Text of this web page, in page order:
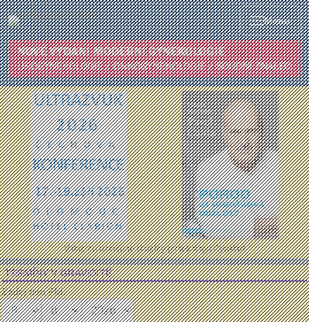
Menu
TERMÍNY V GRAVIDITĚ
Zadej den PM:
Vstup do uzavřené skupiny gynekologů Gynstart